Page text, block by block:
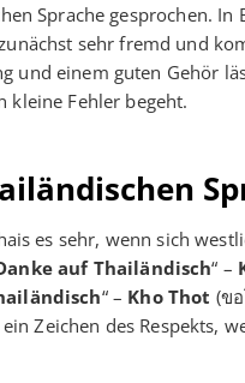
Sprache gesprochen.
sehr fremd und
und einem guten Gehör
kleine Fehler begeht.
es sehr, wenn sich
auf Thailändisch“ –
“ – Kho Thot (ข
Zeichen des Respekts,